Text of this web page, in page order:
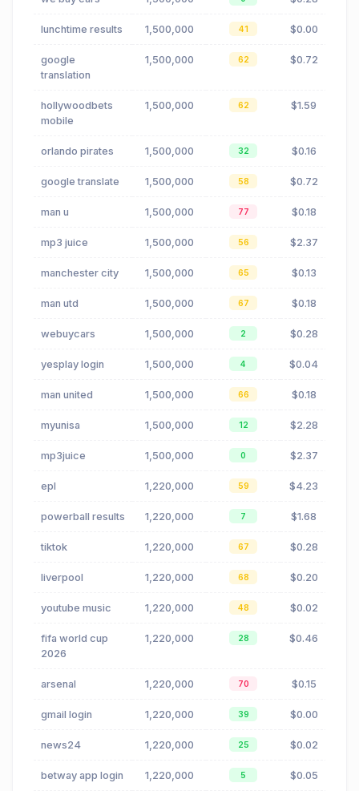
lunchtime results 1,500,000 41 $0.00
google
translation
1,500,000 62 $0.72
hollywoodbets
mobile
1,500,000 62 $1.59
orlando pirates 1,500,000 32 $0.16
google translate 1,500,000 58 $0.72
man u 1,500,000 77 $0.18
mp3 juice 1,500,000 56 $2.37
manchester city 1,500,000 65 $0.13
man utd 1,500,000 67 $0.18
webuycars 1,500,000 2 $0.28
yesplay login 1,500,000 4 $0.04
man united 1,500,000 66 $0.18
myunisa 1,500,000 12 $2.28
mp3juice 1,500,000 0 $2.37
epl 1,220,000 59 $4.23
powerball results 1,220,000 7 $1.68
tiktok 1,220,000 67 $0.28
liverpool 1,220,000 68 $0.20
youtube music 1,220,000 48 $0.02
fifa world cup
2026
1,220,000 28 $0.46
arsenal 1,220,000 70 $0.15
gmail login 1,220,000 39 $0.00
news24 1,220,000 25 $0.02
betway app login 1,220,000 5 $0.05